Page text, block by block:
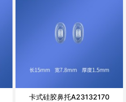
卡式硅胶鼻托A23132170